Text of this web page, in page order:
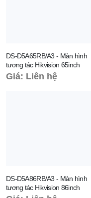
DS-D5A65RB/A3 - Màn hình
tương tác Hikvision 65inch
Giá: Liên hệ
DS-D5A86RB/A3 - Màn hình
tương tác Hikvision 86inch